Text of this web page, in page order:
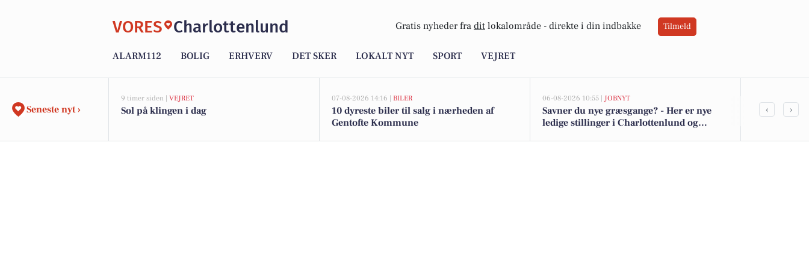
VORES Charlottenlund Gratis nyheder fra dit lokalområde - direkte i din indbakke Tilmeld
ALARM112 BOLIG ERHVERV DET SKER LOKALT NYT SPORT VEJRET
Seneste nyt ›
9 timer siden | VEJRET
Sol på klingen i dag
07-08-2026 14:16 | BILER
10 dyreste biler til salg i nærheden af
Gentofte Kommune
06-08-2026 10:55 | JOBNYT
Savner du nye græsgange? - Her er nye
ledige stillinger i Charlottenlund og
Top 6 over
‹ ›